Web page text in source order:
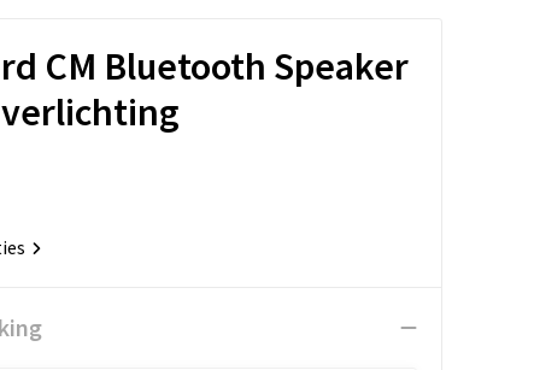
CM Bluetooth Speaker
verlichting